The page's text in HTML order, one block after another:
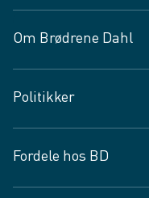
Om Brødrene Dahl
Vagttelefon 30 10 89 89
Spørgsmål og svar
Job og karriere
Fødevarekontrolrapport
Politikker
Privatlivspolitik
Cookies
Fordele hos BD